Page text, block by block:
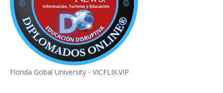
Florida Gobal University - VICFLIX.VIP